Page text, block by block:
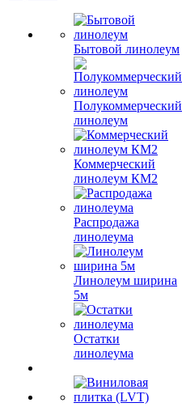
Бытовой линолеум
Полукоммерческий
линолеум
Коммерческий
линолеум КМ2
Распродажа
линолеума
Линолеум ширина
5м
Остатки
линолеума